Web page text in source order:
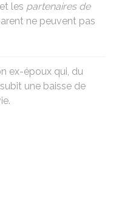
les partenaires de
ne peuvent pas
ex-époux qui, du
une baisse de